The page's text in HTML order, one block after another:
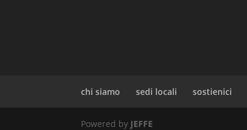
chi siamo sedi locali sostienici
Powered by JEFFE